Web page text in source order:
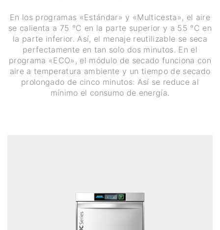
En los programas «Estándar» y «Multicesta», el aire
se calienta a 75 °C en la parte superior y a 55 °C en
la parte inferior. Así, el menaje reutilizable se seca
perfectamente en tan solo dos minutos. En el
programa «ECO», el módulo de secado funciona con
aire a temperatura ambiente y un tiempo de secado
prolongado de cinco minutos: Así se reduce al
mínimo el consumo de energía.